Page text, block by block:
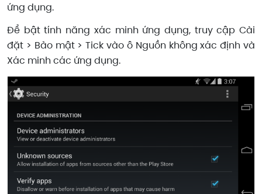
ứng dụng.
Để bật tính năng xác minh ứng dụng, truy cập Cài
đặt > Bảo mật > Tick vào ô Nguồn không xác định và
Xác minh các ứng dụng.